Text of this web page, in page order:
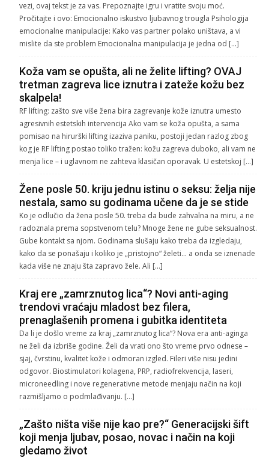
vezi, ovaj tekst je za vas. Prepoznajte igru i vratite svoju moć.
Pročitajte i ovo: Emocionalno iskustvo ljubavnog trougla Psihologija
emocionalne manipulacije: Kako vas partner polako uništava, a vi
mislite da ste problem Emocionalna manipulacija je jedna od […]
Koža vam se opušta, ali ne želite lifting? OVAJ
tretman zagreva lice iznutra i zateže kožu bez
skalpela!
RF lifting: zašto sve više žena bira zagrevanje kože iznutra umesto
agresivnih estetskih intervencija Ako vam se koža opušta, a sama
pomisao na hirurški lifting izaziva paniku, postoji jedan razlog zbog
kog je RF lifting postao toliko tražen: kožu zagreva duboko, ali vam ne
menja lice – i uglavnom ne zahteva klasičan oporavak. U estetskoj […]
Žene posle 50. kriju jednu istinu o seksu: želja nije
nestala, samo su godinama učene da je se stide
Ko je odlučio da žena posle 50. treba da bude zahvalna na miru, a ne
radoznala prema sopstvenom telu? Mnoge žene ne gube seksualnost.
Gube kontakt sa njom. Godinama slušaju kako treba da izgledaju,
kako da se ponašaju i koliko je „pristojno“ želeti… a onda se iznenade
kada više ne znaju šta zapravo žele. Ali […]
Kraj ere „zamrznutog lica“? Novi anti-aging
trendovi vraćaju mladost bez filera,
prenaglašenih promena i gubitka identiteta
Da li je došlo vreme za kraj „zamrznutog lica“? Nova era anti-aginga
ne želi da izbriše godine. Želi da vrati ono što vreme prvo odnese –
sjaj, čvrstinu, kvalitet kože i odmoran izgled. Fileri više nisu jedini
odgovor. Biostimulatori kolagena, PRP, radiofrekvencija, laseri,
microneedling i nove regenerativne metode menjaju način na koji
razmišljamo o podmlađivanju. […]
„Zašto ništa više nije kao pre?“ Generacijski šift
koji menja ljubav, posao, novac i način na koji
gledamo život